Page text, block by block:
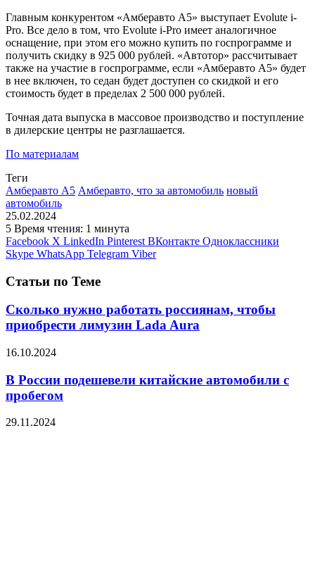
Главным конкурентом «Амберавто А5» выступает Evolute i-
Pro. Все дело в том, что Evolute i-Pro имеет аналогичное
оснащение, при этом его можно купить по госпрограмме и
получить скидку в 925 000 рублей. «Автотор» рассчитывает
также на участие в госпрограмме, если «Амберавто А5» будет
в нее включен, то седан будет доступен со скидкой и его
стоимость будет в пределах 2 500 000 рублей.
Точная дата выпуска в массовое производство и поступление
в дилерские центры не разглашается.
По материалам
Теги
Амберавто А5 Амберавто, что за автомобиль новый
автомобиль
25.02.2024
5 Время чтения: 1 минута
Facebook X LinkedIn Pinterest ВКонтакте Одноклассники
Skype WhatsApp Telegram Viber
Статьи по Теме
Сколько нужно работать россиянам, чтобы
приобрести лимузин Lada Aura
16.10.2024
В России подешевели китайские автомобили с
пробегом
29.11.2024